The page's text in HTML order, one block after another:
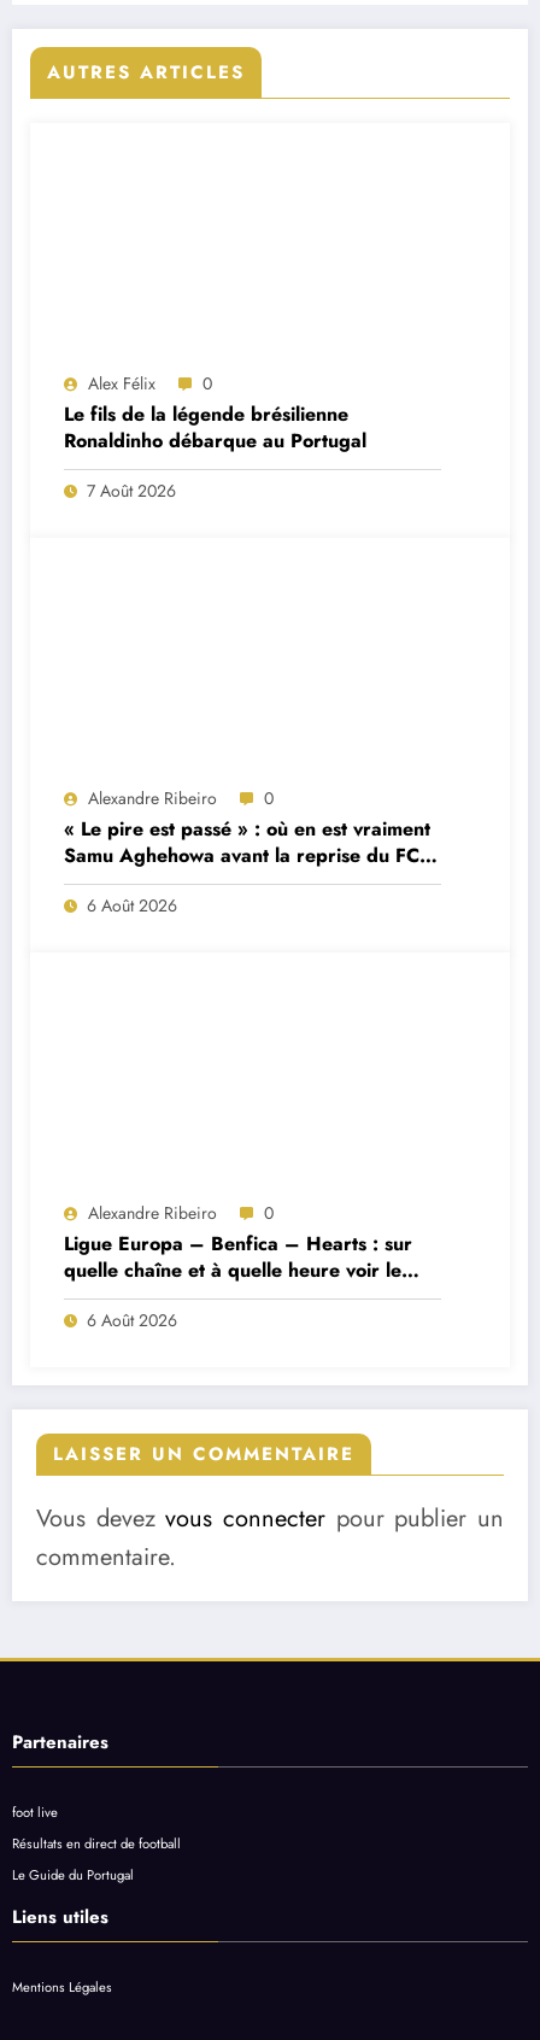
AUTRES ARTICLES
Alex Félix 0
Le fils de la légende brésilienne
Ronaldinho débarque au Portugal
7 Août 2026
Alexandre Ribeiro 0
« Le pire est passé » : où en est vraiment
Samu Aghehowa avant la reprise du FC
Porto ?
6 Août 2026
Alexandre Ribeiro 0
Ligue Europa – Benfica – Hearts : sur
quelle chaîne et à quelle heure voir le
match ?
6 Août 2026
LAISSER UN COMMENTAIRE
Vous devezvous connecter pour publier un
commentaire.
Partenaires
foot live
Résultats en direct de football
Le Guide du Portugal
Liens utiles
Mentions Légales